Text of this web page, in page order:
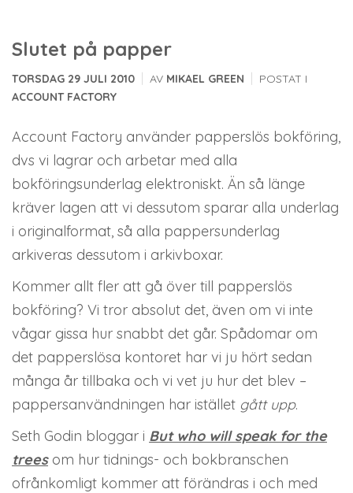
Slutet på papper
TORSDAG 29 JULI 2010 AV MIKAEL GREEN
POSTAT I
ACCOUNT FACTORY
Account Factory använder papperslös bokföring,
dvs vi lagrar och arbetar med alla
bokföringsunderlag elektroniskt. Än så länge
kräver lagen att vi dessutom sparar alla underlag
i originalformat, så alla pappersunderlag
arkiveras dessutom i arkivboxar.
Kommer allt fler att gå över till papperslös
bokföring? Vi tror absolut det, även om vi inte
vågar gissa hur snabbt det går. Spådomar om
det papperslösa kontoret har vi ju hört sedan
många år tillbaka och vi vet ju hur det blev –
pappersanvändningen har istället gått upp.
Seth Godin bloggar i But who will speak for the
trees om hur tidnings- och bokbranschen
ofrånkomligt kommer att förändras i och med